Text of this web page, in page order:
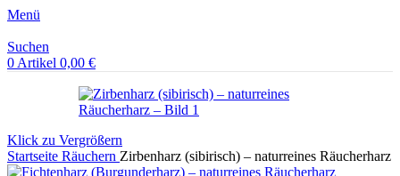
Menü
Suchen
0 Artikel 0,00 €
Klick zu Vergrößern
Startseite Räuchern Zirbenharz (sibirisch) – naturreines Räucherharz